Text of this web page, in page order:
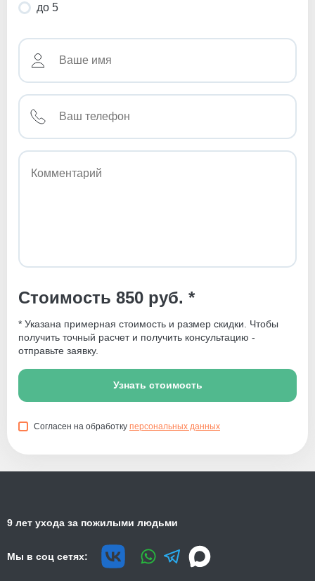
до 5
Стоимость 850 руб. *
* Указана примерная стоимость и размер скидки. Чтобы
получить точный расчет и получить консультацию -
отправьте заявку.
Узнать стоимость
Согласен на обработку персональных данных
9 лет ухода за пожилыми людьми
Мы в соц сетях: